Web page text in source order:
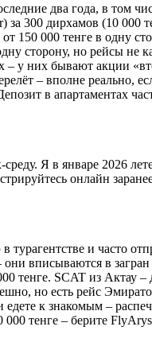
два года, в том
за 300 дирхамов (10
150 000 тенге в одну
сторону, но рейсы
– у них бывают акции
– вполне реально,
в апартаментах
Я в январе 2026
онлайн
в турагентстве и часто
они вписываются в
тенге. SCAT из Актау
но есть рейс
к знакомым –
тенге – берите